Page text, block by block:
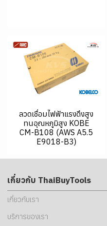
ลวดเชื่อมไฟฟ้าแรงดึงสูง
ทนอุณหภูมิสูง KOBE
CM-B108 (AWS A5.5
E9018-B3)
เกี่ยวกับ ThaiBuyTools
เกี่ยวกับเรา
บริการของเรา